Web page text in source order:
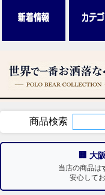
商品検索
🏢 大
当店の商品は
安心して